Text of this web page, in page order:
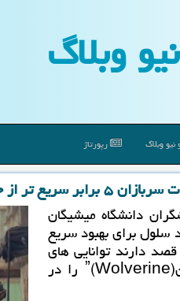
نیو وبلاگ
وبلاگ رپورتاژ
تر از حالت معمول
دانشگاه میشیگان
سلول برای بهبود سریع
دارند توانایی های
شخصیت خیالی ابر قهرمان ˮولورینˮ(Wolverine) را در